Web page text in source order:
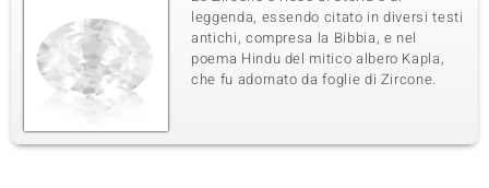
leggenda, essendo citato in diversi testi
antichi, compresa la Bibbia, e nel
poema Hindu del mitico albero Kapla,
che fu adornato da foglie di Zircone.